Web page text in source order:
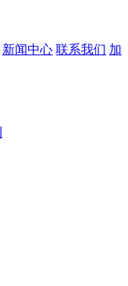
新闻中心 联系我们 加